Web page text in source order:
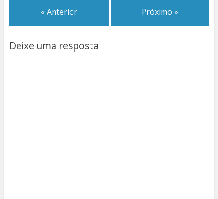
« Anterior Próximo »
Deixe uma resposta